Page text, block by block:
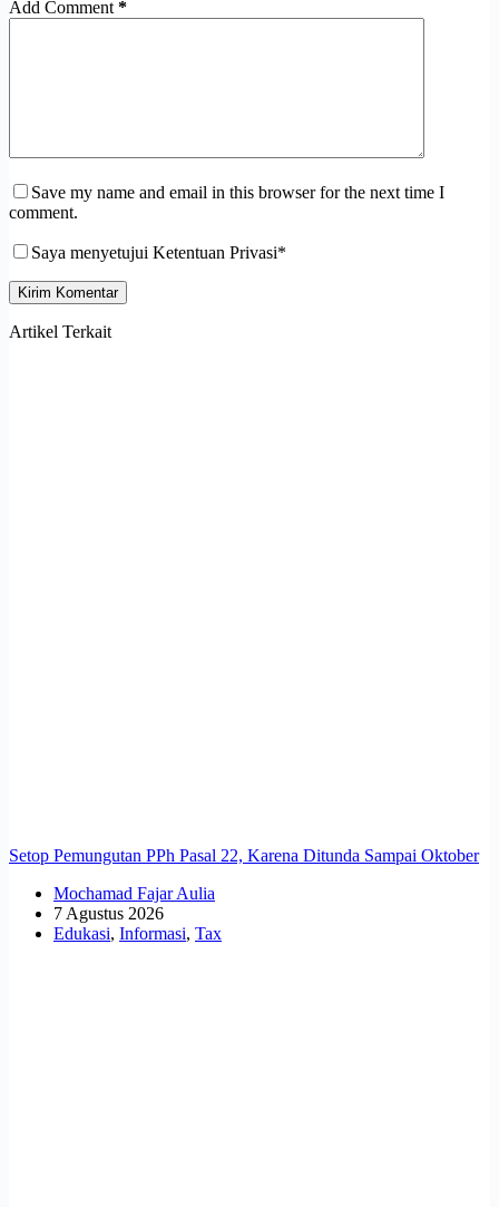
Add Comment *
Save my name and email in this browser for the next time I
comment.
Saya menyetujui Ketentuan Privasi*
Kirim Komentar
Artikel Terkait
Setop Pemungutan PPh Pasal 22, Karena Ditunda Sampai Oktober
Mochamad Fajar Aulia
7 Agustus 2026
Edukasi, Informasi, Tax